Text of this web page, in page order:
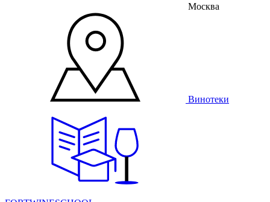
Москва
Винотеки